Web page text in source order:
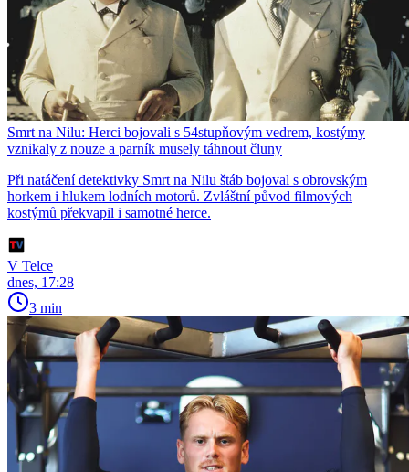
Smrt na Nilu: Herci bojovali s 54stupňovým vedrem, kostýmy
vznikaly z nouze a parník musely táhnout čluny
Při natáčení detektivky Smrt na Nilu štáb bojoval s obrovským
horkem i hlukem lodních motorů. Zvláštní původ filmových
kostýmů překvapil i samotné herce.
V Telce
dnes, 17:28
3 min